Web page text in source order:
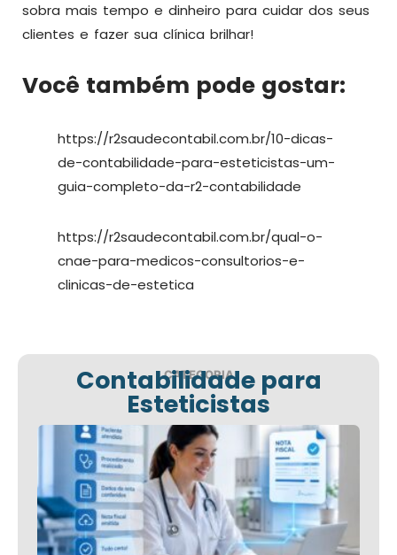
sobra mais tempo e dinheiro para cuidar dos seus
clientes e fazer sua clínica brilhar!
Você também pode gostar:
https://r2saudecontabil.com.br/10-dicas-
de-contabilidade-para-esteticistas-um-
guia-completo-da-r2-contabilidade
https://r2saudecontabil.com.br/qual-o-
cnae-para-medicos-consultorios-e-
clinicas-de-estetica
CATEGORIA
Contabilidade para
Esteticistas